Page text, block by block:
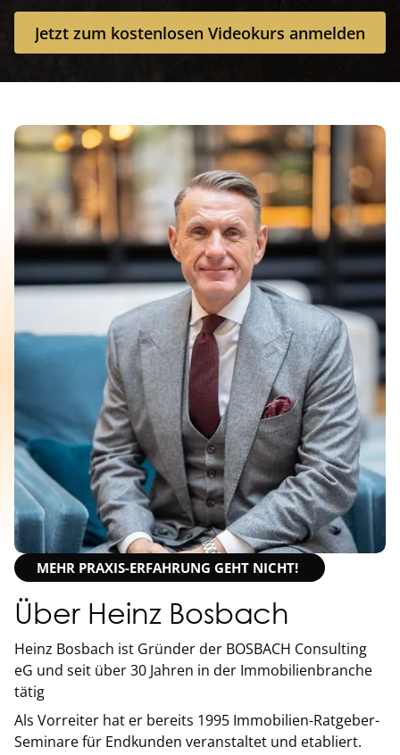
Jetzt zum kostenlosen Videokurs anmelden
Jetzt zum kostenlosen Videokurs anmelden
MEHR PRAXIS-ERFAHRUNG GEHT NICHT!
Über Heinz Bosbach
Heinz Bosbach ist Gründer der BOSBACH Consulting
eG und seit über 30 Jahren in der Immobilienbranche
tätig
Als Vorreiter hat er bereits 1995 Immobilien-Ratgeber-
Seminare für Endkunden veranstaltet und etabliert.